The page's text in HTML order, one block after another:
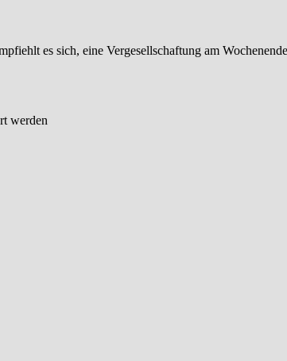
es sich, eine Vergesellschaftung am
werden